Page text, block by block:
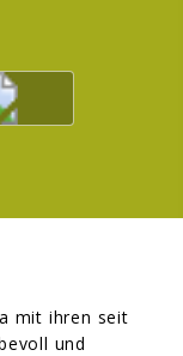
mit ihren seit
und